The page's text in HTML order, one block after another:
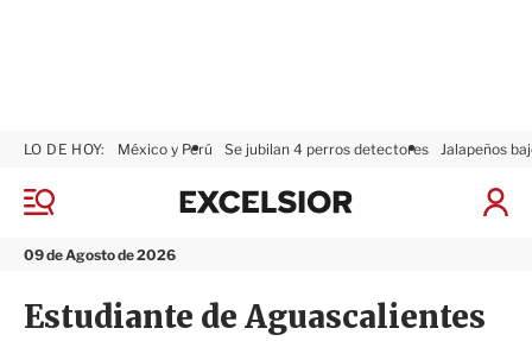
M
n
09 de Agosto de 2026
LO DE HOY: México y Perú Se jubilan 4 perros detectores Jalapeños
I
x
i
Estudiante de Aguascalientes